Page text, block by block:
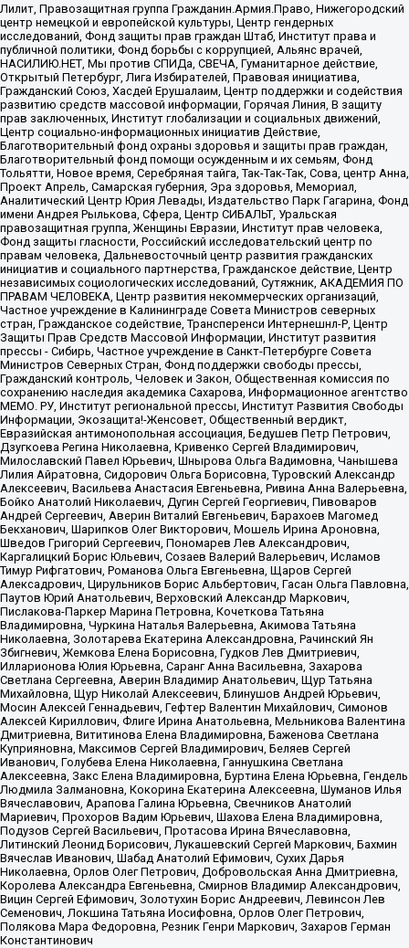
Лилит, Правозащитная группа Гражданин.Армия.Право, Нижегородский
центр немецкой и европейской культуры, Центр гендерных
исследований, Фонд защиты прав граждан Штаб, Институт права и
публичной политики, Фонд борьбы с коррупцией, Альянс врачей,
НАСИЛИЮ.НЕТ, Мы против СПИДа, СВЕЧА, Гуманитарное действие,
Открытый Петербург, Лига Избирателей, Правовая инициатива,
Гражданский Союз, Хасдей Ерушалаим, Центр поддержки и содействия
развитию средств массовой информации, Горячая Линия, В защиту
прав заключенных, Институт глобализации и социальных движений,
Центр социально-информационных инициатив Действие,
Благотворительный фонд охраны здоровья и защиты прав граждан,
Благотворительный фонд помощи осужденным и их семьям, Фонд
Тольятти, Новое время, Серебряная тайга, Так-Так-Так, Сова, центр Анна,
Проект Апрель, Самарская губерния, Эра здоровья, Мемориал,
Аналитический Центр Юрия Левады, Издательство Парк Гагарина, Фонд
имени Андрея Рылькова, Сфера, Центр СИБАЛЬТ, Уральская
правозащитная группа, Женщины Евразии, Институт прав человека,
Фонд защиты гласности, Российский исследовательский центр по
правам человека, Дальневосточный центр развития гражданских
инициатив и социального партнерства, Гражданское действие, Центр
независимых социологических исследований, Сутяжник, АКАДЕМИЯ ПО
ПРАВАМ ЧЕЛОВЕКА, Центр развития некоммерческих организаций,
Частное учреждение в Калининграде Совета Министров северных
стран, Гражданское содействие, Трансперенси Интернешнл-Р, Центр
Защиты Прав Средств Массовой Информации, Институт развития
прессы - Сибирь, Частное учреждение в Санкт-Петербурге Совета
Министров Северных Стран, Фонд поддержки свободы прессы,
Гражданский контроль, Человек и Закон, Общественная комиссия по
сохранению наследия академика Сахарова, Информационное агентство
МЕМО. РУ, Институт региональной прессы, Институт Развития Свободы
Информации, Экозащита!-Женсовет, Общественный вердикт,
Евразийская антимонопольная ассоциация, Бедушев Петр Петрович,
Дзугкоева Регина Николаевна, Кривенко Сергей Владимирович,
Милославский Павел Юрьевич, Шнырова Ольга Вадимовна, Чанышева
Лилия Айратовна, Сидорович Ольга Борисовна, Туровский Александр
Алексеевич, Васильева Анастасия Евгеньевна, Ривина Анна Валерьевна,
Бойко Анатолий Николаевич, Дугин Сергей Георгиевич, Пивоваров
Андрей Сергеевич, Аверин Виталий Евгеньевич, Барахоев Магомед
Бекханович, Шарипков Олег Викторович, Мошель Ирина Ароновна,
Шведов Григорий Сергеевич, Пономарев Лев Александрович,
Каргалицкий Борис Юльевич, Созаев Валерий Валерьевич, Исламов
Тимур Рифгатович, Романова Ольга Евгеньевна, Щаров Сергей
Алексадрович, Цирульников Борис Альбертович, Гасан Ольга Павловна,
Паутов Юрий Анатольевич, Верховский Александр Маркович,
Пислакова-Паркер Марина Петровна, Кочеткова Татьяна
Владимировна, Чуркина Наталья Валерьевна, Акимова Татьяна
Николаевна, Золотарева Екатерина Александровна, Рачинский Ян
Збигневич, Жемкова Елена Борисовна, Гудков Лев Дмитриевич,
Илларионова Юлия Юрьевна, Саранг Анна Васильевна, Захарова
Светлана Сергеевна, Аверин Владимир Анатольевич, Щур Татьяна
Михайловна, Щур Николай Алексеевич, Блинушов Андрей Юрьевич,
Мосин Алексей Геннадьевич, Гефтер Валентин Михайлович, Симонов
Алексей Кириллович, Флиге Ирина Анатольевна, Мельникова Валентина
Дмитриевна, Вититинова Елена Владимировна, Баженова Светлана
Куприяновна, Максимов Сергей Владимирович, Беляев Сергей
Иванович, Голубева Елена Николаевна, Ганнушкина Светлана
Алексеевна, Закс Елена Владимировна, Буртина Елена Юрьевна, Гендель
Людмила Залмановна, Кокорина Екатерина Алексеевна, Шуманов Илья
Вячеславович, Арапова Галина Юрьевна, Свечников Анатолий
Мариевич, Прохоров Вадим Юрьевич, Шахова Елена Владимировна,
Подузов Сергей Васильевич, Протасова Ирина Вячеславовна,
Литинский Леонид Борисович, Лукашевский Сергей Маркович, Бахмин
Вячеслав Иванович, Шабад Анатолий Ефимович, Сухих Дарья
Николаевна, Орлов Олег Петрович, Добровольская Анна Дмитриевна,
Королева Александра Евгеньевна, Смирнов Владимир Александрович,
Вицин Сергей Ефимович, Золотухин Борис Андреевич, Левинсон Лев
Семенович, Локшина Татьяна Иосифовна, Орлов Олег Петрович,
Полякова Мара Федоровна, Резник Генри Маркович, Захаров Герман
Константинович